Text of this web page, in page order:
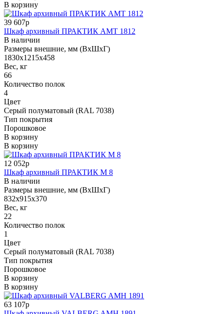
В корзину
39 607р
Шкаф архивный ПРАКТИК AMT 1812
В наличии
Размеры внешние, мм (ВхШхГ)
1830x1215x458
Вес, кг
66
Количество полок
4
Цвет
Серый полуматовый (RAL 7038)
Тип покрытия
Порошковое
В корзину
В корзину
12 052р
Шкаф архивный ПРАКТИК М 8
В наличии
Размеры внешние, мм (ВхШхГ)
832x915x370
Вес, кг
22
Количество полок
1
Цвет
Серый полуматовый (RAL 7038)
Тип покрытия
Порошковое
В корзину
В корзину
63 107р